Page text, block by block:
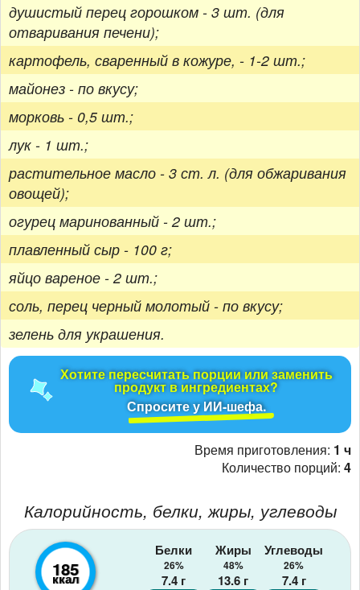
душистый перец горошком - 3 шт. (для
отваривания печени);
картофель, сваренный в кожуре, - 1-2 шт.;
майонез - по вкусу;
морковь - 0,5 шт.;
лук - 1 шт.;
растительное масло - 3 ст. л. (для обжаривания
овощей);
огурец маринованный - 2 шт.;
плавленный сыр - 100 г;
яйцо вареное - 2 шт.;
соль, перец черный молотый - по вкусу;
зелень для украшения.
Хотите пересчитать порции или заменить
продукт в ингредиентах?
Спросите у ИИ-шефа.
Время приготовления: 1 ч
Количество порций: 4
Калорийность, белки, жиры, углеводы
185
ккал
Белки
26%
7.4 г
Жиры
48%
13.6 г
Углеводы
26%
7.4г